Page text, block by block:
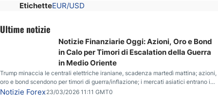
EtichetteEUR/USD
Ultime notizie
Notizie Finanziarie Oggi: Azioni, Oro e Bond
in Calo per Timori di Escalation della Guerra
in Medio Oriente
Trump minaccia le centrali elettriche iraniane, scadenza martedì mattina; azioni,
oro e bond scendono per timori di guerra/inflazione; i mercati asiatici entrano in
correzione; il petrolio greggio resta stabile.
Notizie Forex23/03/2026 11:11 GMT0